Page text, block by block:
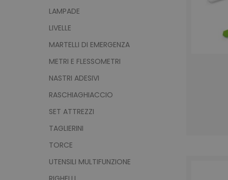
LAMPADE
LIVELLE
MARTELLI DI EMERGENZA
METRI E FLESSOMETRI
NASTRI ADESIVI
RASCHIAGHIACCIO
SET ATTREZZI
TAGLIERINI
TORCE
UTENSILI MULTIFUNZIONE